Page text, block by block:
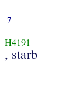
7
H4191
, starb